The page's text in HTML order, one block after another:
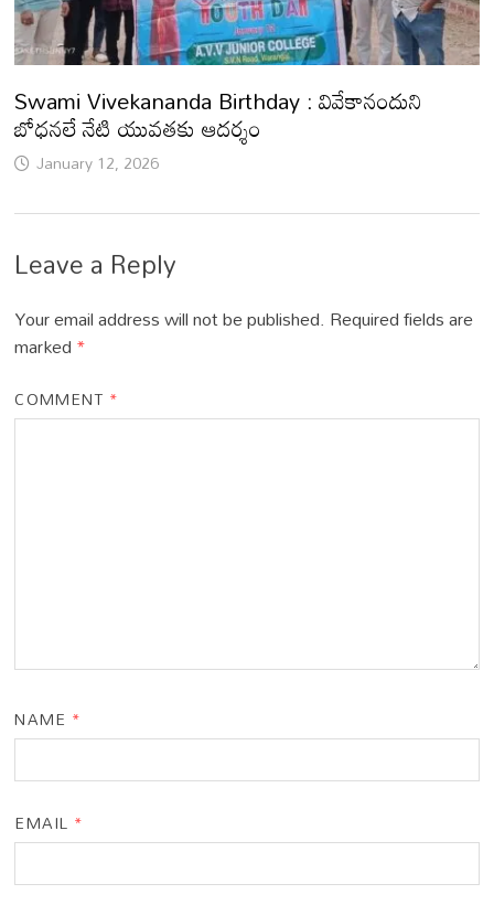
Swami Vivekananda Birthday : వివేకానందుని
బోధనలే నేటి యువతకు ఆదర్శం
January 12, 2026
Leave a Reply
Your email address will not be published. Required fields are
marked*
COMMENT *
NAME *
EMAIL *